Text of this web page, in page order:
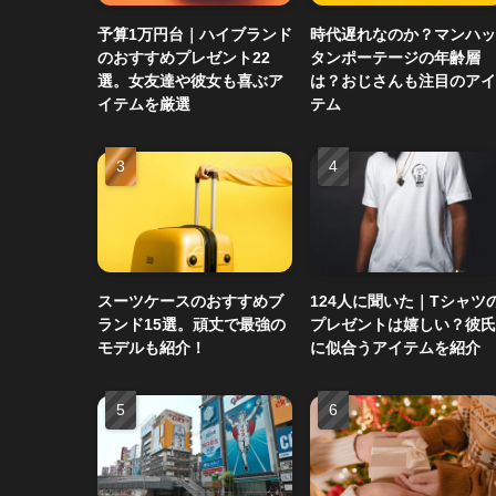
予算1万円台｜ハイブランド
のおすすめプレゼント22
選。女友達や彼女も喜ぶア
イテムを厳選
時代遅れなのか？マンハッ
タンポーテージの年齢層
は？おじさんも注目のアイ
テム
スーツケースのおすすめブ
ランド15選。頑丈で最強の
モデルも紹介！
124人に聞いた｜Tシャツ
プレゼントは嬉しい？彼氏
に似合うアイテムを紹介